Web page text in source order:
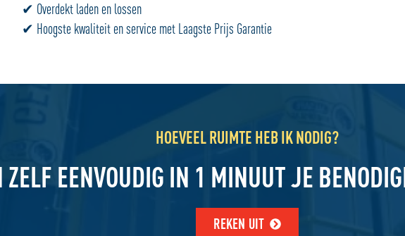
✔ Overdekt laden en lossen
✔ Hoogste kwaliteit en service met Laagste Prijs Garantie
HOEVEEL RUIMTE HEB IK NODIG?
ZELF EENVOUDIG IN 1 MINUUT JE
REKEN UIT